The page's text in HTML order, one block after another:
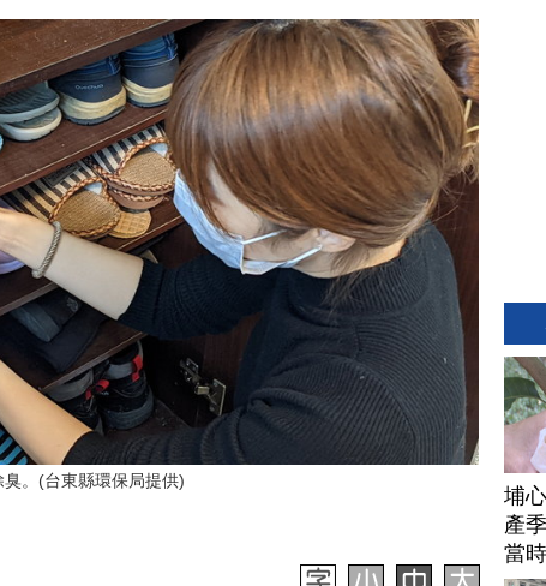
。(台東縣環保局提供)
埔
產
當時